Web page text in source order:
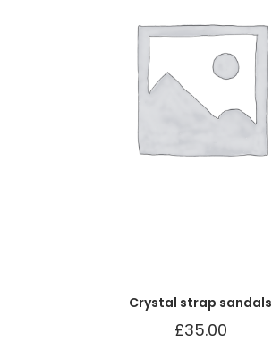
Crystal strap sandals
£35.00